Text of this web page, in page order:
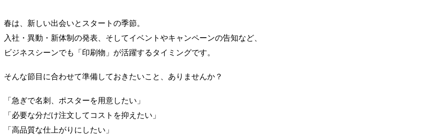
春は、新しい出会いとスタートの季節。
入社・異動・新体制の発表、そしてイベントやキャンペーンの告知など、
ビジネスシーンでも「印刷物」が活躍するタイミングです。
そんな節目に合わせて準備しておきたいこと、ありませんか？
「急ぎで名刺、ポスターを用意したい」
「必要な分だけ注文してコストを抑えたい」
「高品質な仕上がりにしたい」